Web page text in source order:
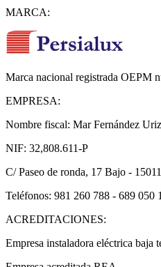
MARCA:
Marca nacional registrada OEPM
EMPRESA:
Nombre fiscal: Mar Fernández Uriz
NIF: 32,808.611-P
C/ Paseo de ronda, 17 Bajo -
Teléfonos: 981 260 788 - 689 050
ACREDITACIONES:
Empresa instaladora eléctrica baja